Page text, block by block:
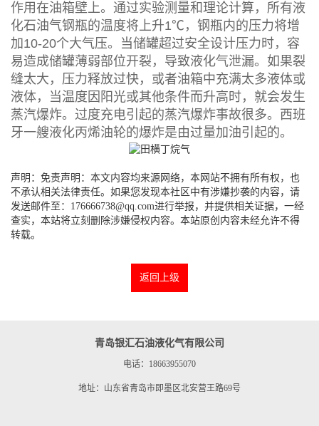
作用在油箱壁上。通过实验测量和理论计算，所有液
化石油气钢瓶的温度将上升1℃，钢瓶内的压力将增
加10-20个大气压。当储罐超过安全设计压力时，容
易造成储罐薄弱部位开裂，导致液化气泄漏。如果裂
缝太大，压力释放过快，或者油箱中充满太多液体或
液体，当温度因阳光或其他条件而升高时，就会发生
蒸汽爆炸。过度充电引起的蒸汽爆炸事故很多。西班
牙一艘液化丙烯油轮的爆炸是由过量加油引起的。
声明：免责声明：本文内容均来源网络，本网站不拥有所有权，也
不承认相关法律责任。如果您发现本社区中有涉嫌抄袭的内容，请
发送邮件至：176666738@qq.com进行举报，并提供相关证据，一经
查实，本站将立刻删除涉嫌侵权内容。本站原创内容未经允许不得
转载。
返回上级
青岛银汇石油液化气有限公司
电话：18663955070
地址：山东省青岛市即墨区北安营王路69号